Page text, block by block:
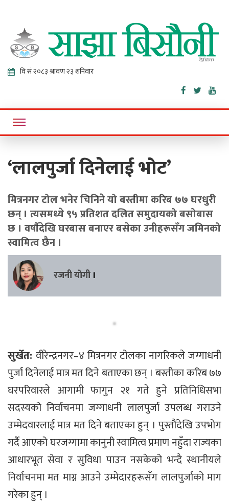
Sajha
Bisaunee
Online News Portal
‘लालपुर्जा दिनेलाई भोट’
मित्रनगर टोल भनेर चिनिने यो बस्तीमा करिब ७७ घरधुरी
छन् । त्यसमध्ये ९५ प्रतिशत दलित समुदायको बसोबास
छ । वर्षाैदेखि घरबास बनाएर बसेका उनीहरूसँग जमिनको
स्वामित्व छैन ।
रजनी याेगी ।
सुर्खेत: वीरेन्द्रनगर–४ मित्रनगर टोलका नागरिकले जग्गाधनी
पुर्जा दिनेलाई मात्र मत दिने बताएका छन् । बस्तीका करिब ७७
घरपरिवारले आगामी फागुन २१ गते हुने प्रतिनिधिसभा
सदस्यको निर्वाचनमा जग्गाधनी लालपुर्जा उपलब्ध गराउने
उम्मेदवारलाई मात्र मत दिने बताएका हुन् । पुस्तौंदेखि उपभोग
गर्दै आएको घरजग्गामा कानुनी स्वामित्व प्रमाण नहुँदा राज्यका
आधारभूत सेवा र सुविधा पाउन नसकेको भन्दै स्थानीयले
निर्वाचनमा मत माग्न आउने उम्मेदारहरूसँग लालपुर्जाको माग
गरेका हुन् ।